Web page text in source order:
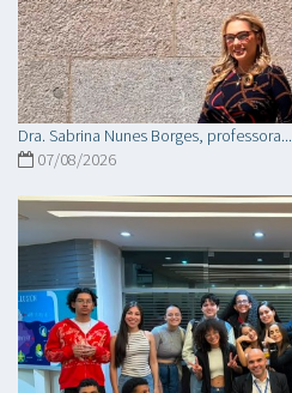
Dra. Sabrina Nunes Borges, professora...
07/08/2026